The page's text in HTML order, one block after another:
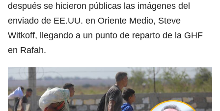
después se hicieron públicas las imágenes del
enviado de EE.UU. en Oriente Medio, Steve
Witkoff, llegando a un punto de reparto de la GHF
en Rafah.